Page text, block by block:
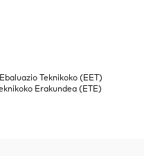
Teknikoko (EET)
Erakundea (ETE)